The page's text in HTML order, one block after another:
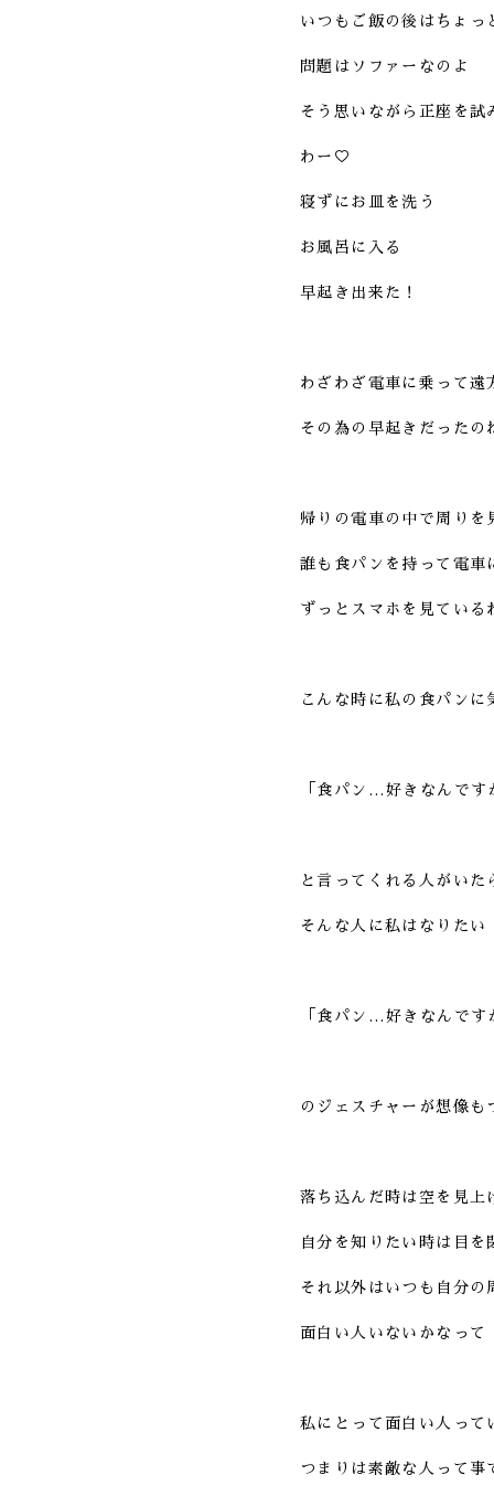
いつもご飯の後はちょ
問題はソファーなのよ
そう思いながら正座を試
わー♡
寝ずにお皿を洗う
お風呂に入る
早起き出来た！
わざわざ電車に乗って遠
その為の早起きだったの
帰りの電車の中で周りを
誰も食パンを持って電車
ずっとスマホを見てい
こんな時に私の食パン
「食パン…好きなんです
と言ってくれる人がい
そんな人に私はなりたい
「食パン…好きなんです
のジェスチャーが想像
落ち込んだ時は空を見上
自分を知りたい時は目を
それ以外はいつも自分の
面白い人いないかなって
私にとって面白い人って
つまりは素敵な人って事